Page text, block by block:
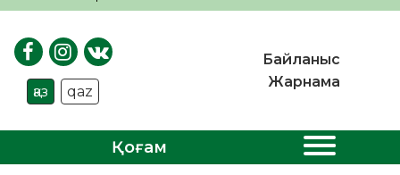
қаз qaz
Байланыс
Жарнама
Қоғам